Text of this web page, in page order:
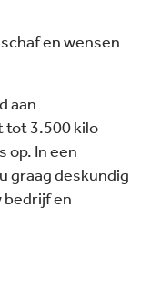
en wensen
aan
tot 3.500 kilo
op. In een
graag deskundig
bedrijf en